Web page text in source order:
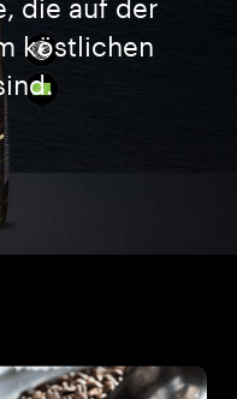
die auf der
köstlichen